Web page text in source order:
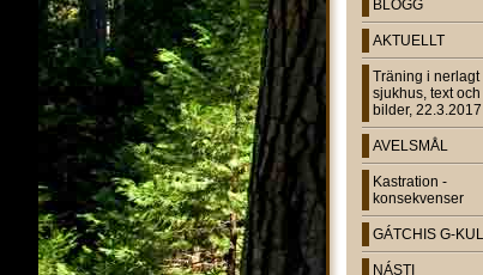
BLOGG
AKTUELLT
Träning i nerlagt
sjukhus, text och
bilder, 22.3.2017
AVELSMÅL
Kastration -
konsekvenser
GÁTCHIS G-
NÁSTI